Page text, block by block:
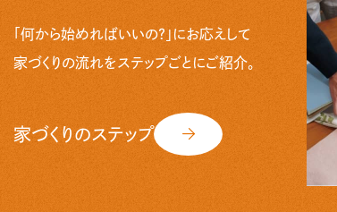
「何から始めればいいの？」にお応えして
家づくりの流れをステップごとにご紹介。
家づくりのステップ